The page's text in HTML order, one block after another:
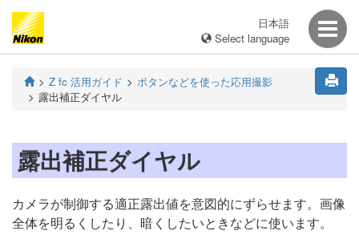
日本語
Select language
Z fc 活用ガイド
ボタンなどを使った応用撮影
露出補正ダイヤル
露出補正ダイヤル
カメラが制御する適正露出値を意図的にずらせます。画像
全体を明るくしたり、暗くしたいときなどに使います。